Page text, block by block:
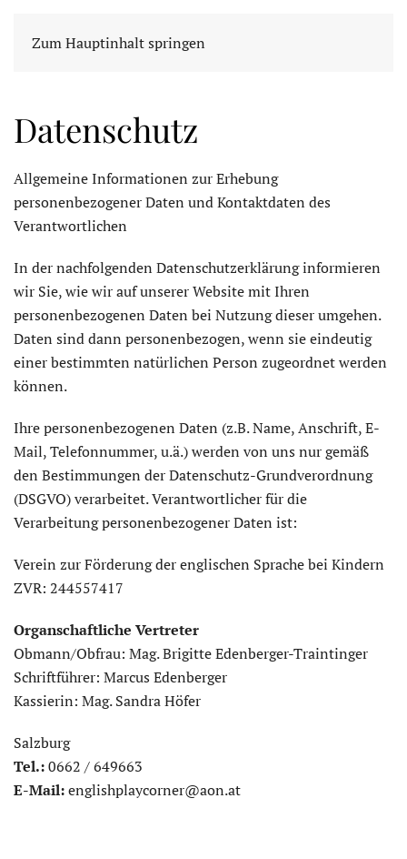
Zum Hauptinhalt springen
Datenschutz
Allgemeine Informationen zur Erhebung
personenbezogener Daten und Kontaktdaten des
Verantwortlichen
In der nachfolgenden Datenschutzerklärung informieren
wir Sie, wie wir auf unserer Website mit Ihren
personenbezogenen Daten bei Nutzung dieser umgehen.
Daten sind dann personenbezogen, wenn sie eindeutig
einer bestimmten natürlichen Person zugeordnet werden
können.
Ihre personenbezogenen Daten (z.B. Name, Anschrift, E-
Mail, Telefonnummer, u.ä.) werden von uns nur gemäß
den Bestimmungen der Datenschutz-Grundverordnung
(DSGVO) verarbeitet. Verantwortlicher für die
Verarbeitung personenbezogener Daten ist:
Verein zur Förderung der englischen Sprache bei Kindern
ZVR: 244557417
Organschaftliche Vertreter
Obmann/Obfrau: Mag. Brigitte Edenberger-Traintinger
Schriftführer: Marcus Edenberger
Kassierin: Mag. Sandra Höfer
Salzburg
Tel.:0662 / 649663
E-Mail:englishplaycorner@aon.at